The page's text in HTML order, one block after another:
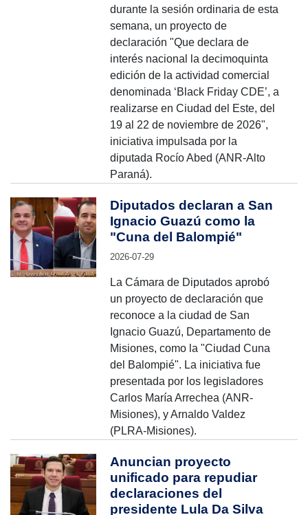
durante la sesión ordinaria de esta
semana, un proyecto de
declaración "Que declara de
interés nacional la decimoquinta
edición de la actividad comercial
denominada ‘Black Friday CDE’, a
realizarse en Ciudad del Este, del
19 al 22 de noviembre de 2026",
iniciativa impulsada por la
diputada Rocío Abed (ANR-Alto
Paraná).
Diputados declaran a San
Ignacio Guazú como la
"Cuna del Balompié"
2026-07-29
La Cámara de Diputados aprobó
un proyecto de declaración que
reconoce a la ciudad de San
Ignacio Guazú, Departamento de
Misiones, como la "Ciudad Cuna
del Balompié". La iniciativa fue
presentada por los legisladores
Carlos María Arrechea (ANR-
Misiones), y Arnaldo Valdez
(PLRA-Misiones).
Anuncian proyecto
unificado para repudiar
declaraciones del
presidente Lula Da Silva